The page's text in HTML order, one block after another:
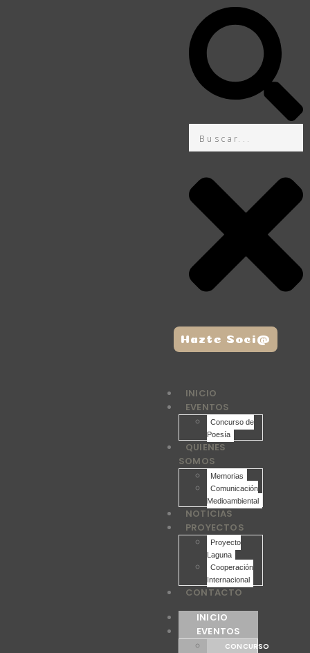
INICIO
EVENTOS
Concurso de
Poesía
QUIENES
SOMOS
Memorias
Comunicación
Medioambiental
NOTICIAS
PROYECTOS
Proyecto
Laguna
Cooperación
Internacional
CONTACTO
INICIO
EVENTOS
CONCURSO
Hazte Soci@